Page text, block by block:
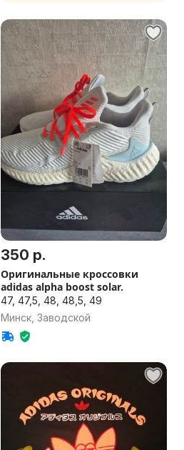
350 р.
Оригинальные кроссовки
adidas alpha boost solar.
47, 47,5, 48, 48,5, 49
Минск, Заводской